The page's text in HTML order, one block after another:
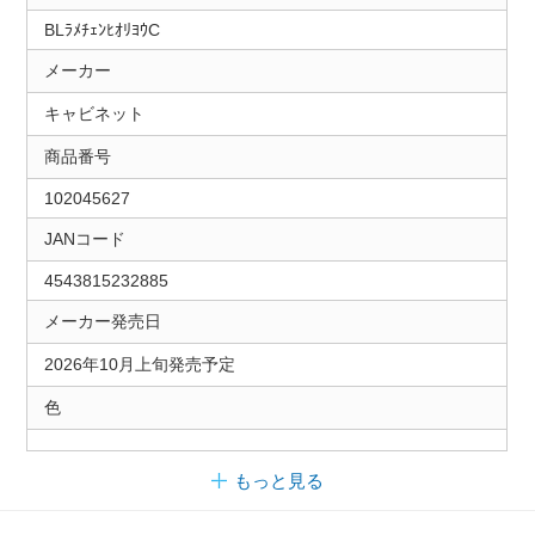
BLﾗﾒﾁｪﾝﾋｵﾘﾖｳC
メーカー
キャビネット
商品番号
102045627
JANコード
4543815232885
メーカー発売日
2026年10月上旬発売予定
色
もっと見る